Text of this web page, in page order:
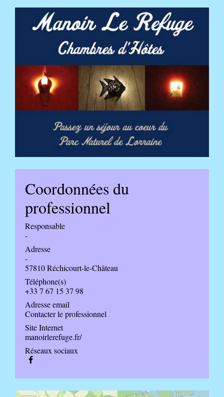
Coordonnées du
professionnel
Responsable
-
Adresse
-
57810 Réchicourt-le-Château
Téléphone(s)
+33 7 67 15 37 98
Adresse email
Contacter le professionnel
Site Internet
manoirlerefuge.fr/
Réseaux sociaux